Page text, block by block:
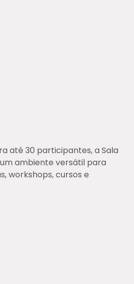
até 30 participantes, a Sala
ambiente versátil para
workshops, cursos e